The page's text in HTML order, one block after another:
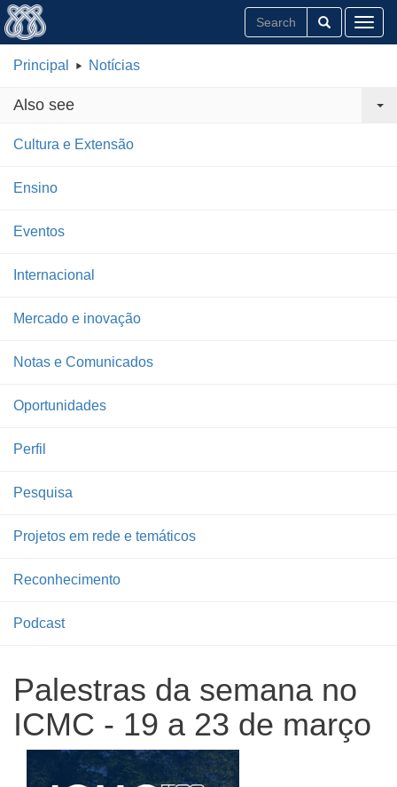
Principal Notícias
Also see
Cultura e Extensão
Ensino
Eventos
Internacional
Mercado e inovação
Notas e Comunicados
Oportunidades
Perfil
Pesquisa
Projetos em rede e temáticos
Reconhecimento
Podcast
Palestras da semana no
ICMC - 19 a 23 de março